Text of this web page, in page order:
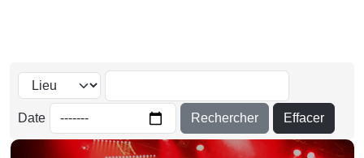
Date Rechercher Effacer